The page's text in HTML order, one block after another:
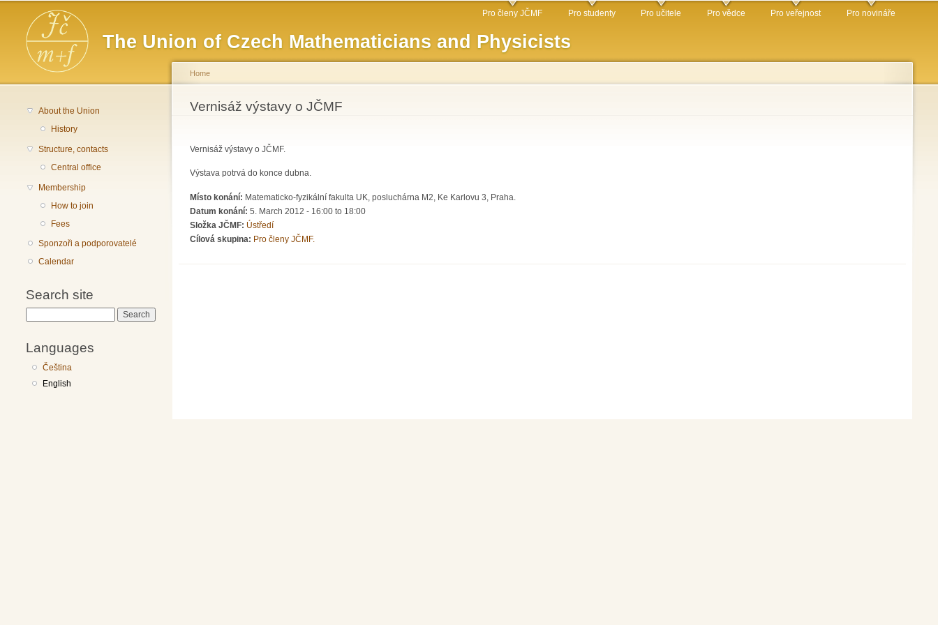
The Union of Czech Mathematicians and Physicists
Main menu Pro členy JČMF Pro studenty Pro učitele Pro vědce Pro veřejnost Pro novináře
About the Union
History
Structure, contacts
Central office
Membership
How to join
Fees
Sponzoři a podporovatelé
Calendar
Search site
Languages
Čeština
English
You are here
Home
Vernisáž výstavy o JČMF
Vernisáž výstavy o JČMF.
Výstava potrvá do konce dubna.
Místo konání: Matematicko-fyzikální fakulta UK, posluchárna M2, Ke Karlovu 3, Praha.
Datum konání: 5. March 2012 - 16:00 to 18:00
Složka JČMF: Ústředí
Cílová skupina: Pro členy JČMF.